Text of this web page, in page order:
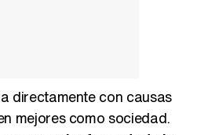
directamente con causas
mejores como sociedad.